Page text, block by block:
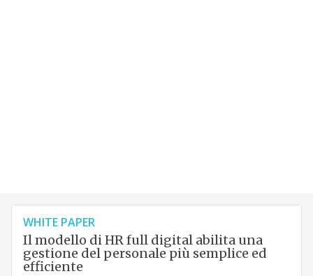
WHITE PAPER
Il modello di HR full digital abilita una
gestione del personale più semplice ed
efficiente